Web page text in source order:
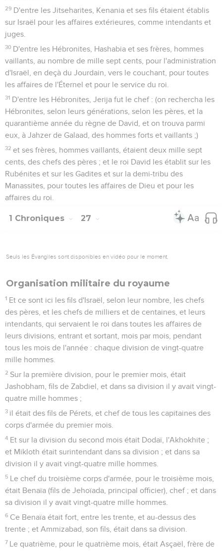
29 D'entre les Jitseharites, Kenania et ses fils étaient établis
sur Israël pour les affaires extérieures, comme intendants et
juges.
30 D'entre les Hébronites, Hashabia et ses frères, hommes
vaillants, au nombre de mille sept cents, pour l'administration
d'Israël, en deçà du Jourdain, vers le couchant, pour toutes
les affaires de l'Éternel et pour le service du roi.
31 D'entre les Hébronites, Jerija fut le chef : (on rechercha les
Hébronites, selon leurs générations, selon les pères, et la
quarantième année du règne de David, et on trouva parmi
eux, à Jahzer de Galaad, des hommes forts et vaillants ;)
32 et ses frères, hommes vaillants, étaient deux mille sept
cents, des chefs des pères ; et le roi David les établit sur les
Rubénites et sur les Gadites et sur la demi-tribu des
Manassites, pour toutes les affaires de Dieu et pour les
affaires du roi.
1 Chroniques 27
Seuls les Évangiles sont disponibles en vidéo pour le moment.
Organisation militaire du royaume
1 Et ce sont ici les fils d'Israël, selon leur nombre, les chefs
des pères, et les chefs de milliers et de centaines, et leurs
intendants, qui servaient le roi dans toutes les affaires de
leurs divisions, entrant et sortant, mois par mois, pendant
tous les mois de l'année : chaque division de vingt-quatre
mille hommes.
2 Sur la première division, pour le premier mois, était
Jashobham, fils de Zabdiel, et dans sa division il y avait vingt-
quatre mille hommes ;
3 il était des fils de Pérets, et chef de tous les capitaines des
corps d'armée du premier mois.
4 Et sur la division du second mois était Dodaï, l'Akhokhite ;
et Mikloth était surintendant dans sa division ; et dans sa
division il y avait vingt-quatre mille hommes.
5 Le chef du troisième corps d'armée, pour le troisième mois,
était Benaïa (fils de Jehoïada, principal officier), chef ; et dans
sa division il y avait vingt-quatre mille hommes.
6 Ce Benaïa était fort, entre les trente, et au-dessus des
trente ; et Ammizabad, son fils, était dans sa division.
7 Le quatrième, pour le quatrième mois, était Asçaël, frère de